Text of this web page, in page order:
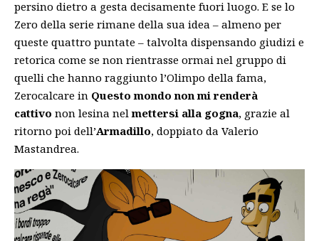
persino dietro a gesta decisamente fuori luogo. E se lo
Zero della serie rimane della sua idea – almeno per
queste quattro puntate – talvolta dispensando giudizi e
retorica come se non rientrasse ormai nel gruppo di
quelli che hanno raggiunto l’Olimpo della fama,
Zerocalcare in Questo mondo non mi renderà
cattivo non lesina nelmettersi alla gogna, grazie al
ritorno poi dell’Armadillo, doppiato da Valerio
Mastandrea.